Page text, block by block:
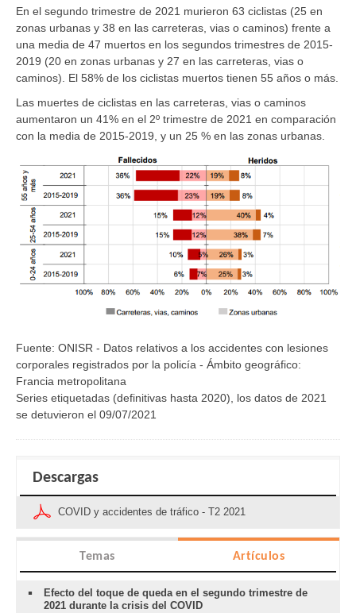
En el segundo trimestre de 2021 murieron 63 ciclistas (25 en
zonas urbanas y 38 en las carreteras, vias o caminos) frente a
una media de 47 muertos en los segundos trimestres de 2015-
2019 (20 en zonas urbanas y 27 en las carreteras, vias o
caminos). El 58% de los ciclistas muertos tienen 55 años o más.
Las muertes de ciclistas en las carreteras, vias o caminos
aumentaron un 41% en el 2º trimestre de 2021 en comparación
con la media de 2015-2019, y un 25 % en las zonas urbanas.
Fuente: ONISR - Datos relativos a los accidentes con lesiones
corporales registrados por la policía - Ámbito geográfico:
Francia metropolitana
Series etiquetadas (definitivas hasta 2020), los datos de 2021
se detuvieron el 09/07/2021
Descargas
COVID y accidentes de tráfico - T2 2021
Temas Artículos
Efecto del toque de queda en el segundo trimestre de
2021 durante la crisis del COVID